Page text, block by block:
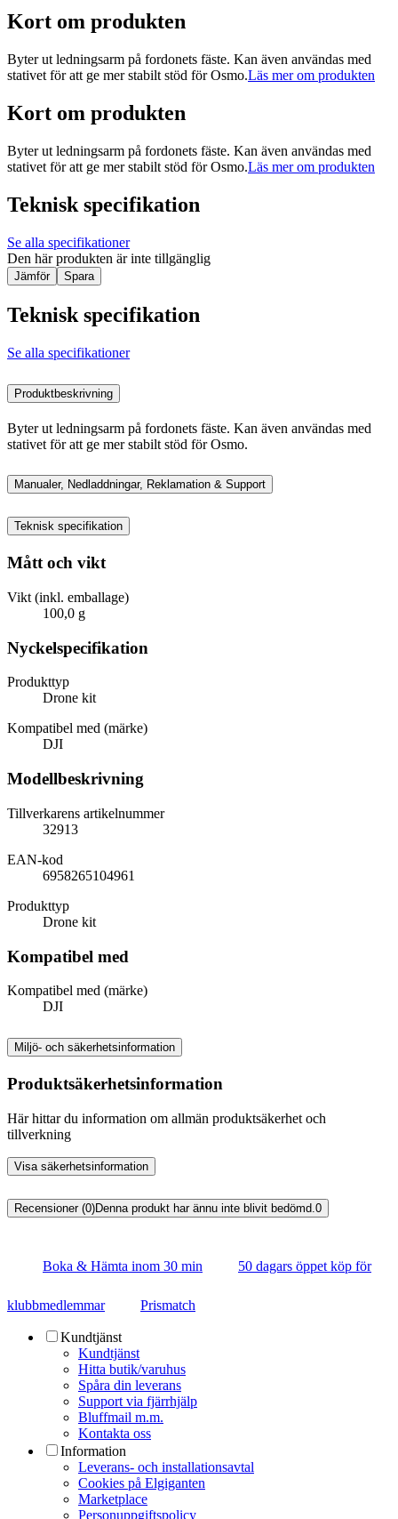
Kort om produkten
Byter ut ledningsarm på fordonets fäste. Kan även användas med
stativet för att ge mer stabilt stöd för Osmo.Läs mer om produkten
Kort om produkten
Byter ut ledningsarm på fordonets fäste. Kan även användas med
stativet för att ge mer stabilt stöd för Osmo.Läs mer om produkten
Teknisk specifikation
Se alla specifikationer
Den här produkten är inte tillgänglig
Jämför Spara
Teknisk specifikation
Se alla specifikationer
Produktbeskrivning
Byter ut ledningsarm på fordonets fäste. Kan även användas med
stativet för att ge mer stabilt stöd för Osmo.
Manualer, Nedladdningar, Reklamation & Support
Teknisk specifikation
Mått och vikt
Vikt (inkl. emballage)
100,0 g
Nyckelspecifikation
Produkttyp
Drone kit
Kompatibel med (märke)
DJI
Modellbeskrivning
Tillverkarens artikelnummer
32913
EAN-kod
6958265104961
Produkttyp
Drone kit
Kompatibel med
Kompatibel med (märke)
DJI
Miljö- och säkerhetsinformation
Produktsäkerhetsinformation
Här hittar du information om allmän produktsäkerhet och
tillverkning
Visa säkerhetsinformation
Recensioner (0)Denna produkt har ännu inte blivit bedömd. 0
Boka & Hämta inom 30 min 50 dagars öppet köp för
klubbmedlemmar Prismatch
Kundtjänst
Kundtjänst
Hitta butik/varuhus
Spåra din leverans
Support via fjärrhjälp
Bluffmail m.m.
Kontakta oss
Information
Leverans- och installationsavtal
Cookies på Elgiganten
Marketplace
Personuppgiftspolicy